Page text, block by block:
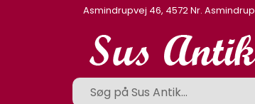
Asmindrupvej 46, 4572 Nr. Asmindrup